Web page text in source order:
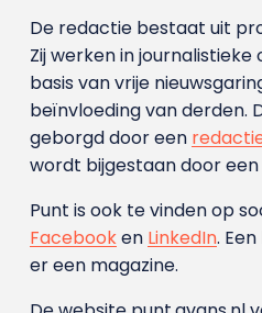
De redactie bestaat uit
Zij werken in
basis van vrije
beïnvloeding van derden.
geborgd door een
wordt bijgestaan door
Punt is ook te vinden op
Facebooken LinkedIn.
er een magazine.